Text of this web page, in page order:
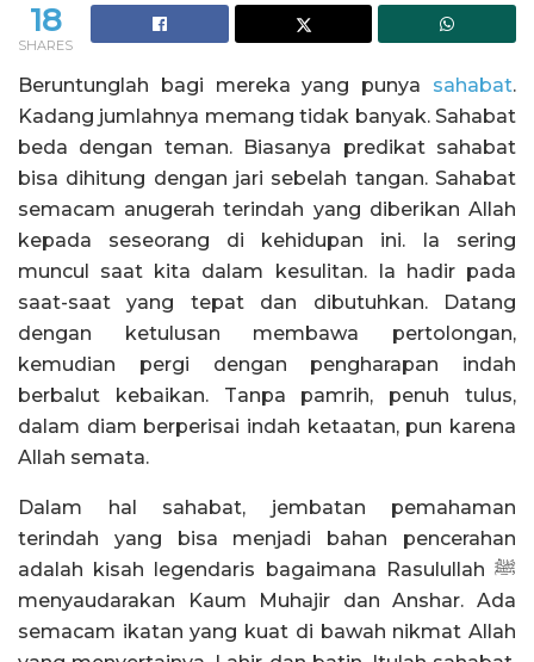
18
SHARES
Beruntunglah bagi mereka yang punya sahabat.
Kadang jumlahnya memang tidak banyak. Sahabat
beda dengan teman. Biasanya predikat sahabat
bisa dihitung dengan jari sebelah tangan. Sahabat
semacam anugerah terindah yang diberikan Allah
kepada seseorang di kehidupan ini. Ia sering
muncul saat kita dalam kesulitan. Ia hadir pada
saat-saat yang tepat dan dibutuhkan. Datang
dengan ketulusan membawa pertolongan,
kemudian pergi dengan pengharapan indah
berbalut kebaikan. Tanpa pamrih, penuh tulus,
dalam diam berperisai indah ketaatan, pun karena
Allah semata.
Dalam hal sahabat, jembatan pemahaman
terindah yang bisa menjadi bahan pencerahan
adalah kisah legendaris bagaimana Rasulullah ﷺ
menyaudarakan Kaum Muhajir dan Anshar. Ada
semacam ikatan yang kuat di bawah nikmat Allah